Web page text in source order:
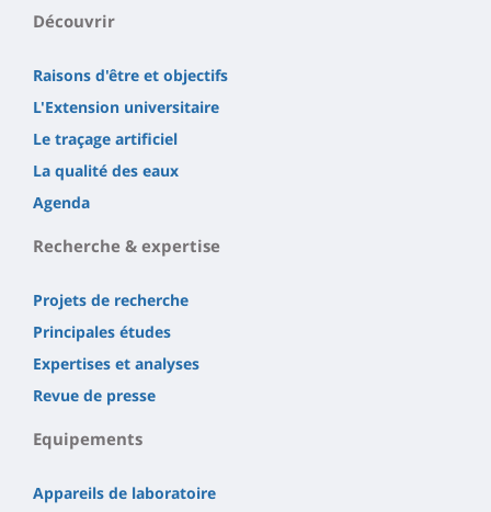
Découvrir
Raisons d'être et objectifs
L'Extension universitaire
Le traçage artificiel
La qualité des eaux
Agenda
Recherche & expertise
Projets de recherche
Principales études
Expertises et analyses
Revue de presse
Equipements
Appareils de laboratoire